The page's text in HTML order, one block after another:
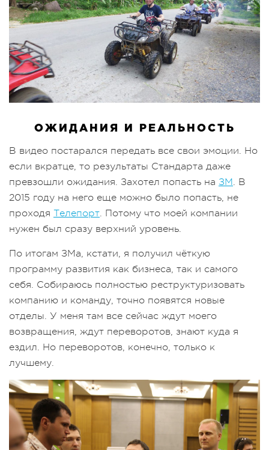
ОЖИДАНИЯ И РЕАЛЬНОСТЬ
В видео постарался передать все свои эмоции. Но
если вкратце, то результаты Стандарта даже
превзошли ожидания. Захотел попасть на ЗМ. В
2015 году на него еще можно было попасть, не
проходя Телепорт. Потому что моей компании
нужен был сразу верхний уровень.
По итогам ЗМа, кстати, я получил чёткую
программу развития как бизнеса, так и самого
себя. Собираюсь полностью реструктуризовать
компанию и команду, точно появятся новые
отделы. У меня там все сейчас ждут моего
возвращения, ждут переворотов, знают куда я
ездил. Но переворотов, конечно, только к
лучшему.